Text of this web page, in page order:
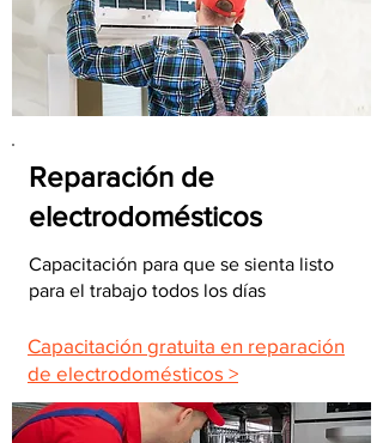
Reparación de
electrodomésticos
Capacitación para que se sienta listo
para el trabajo todos los días
Capacitación gratuita en reparación
de electrodomésticos >